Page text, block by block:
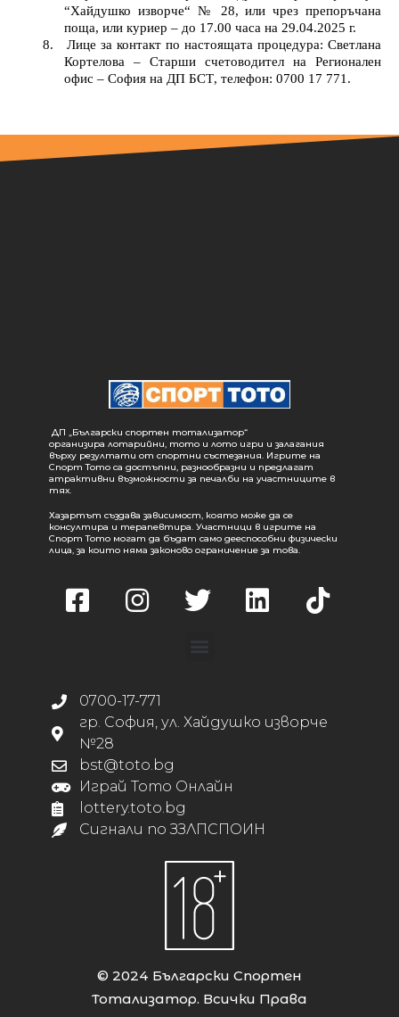
“Хайдушко изворче“ № 28, или чрез препоръчана
поща, или куриер – до 17.00 часа на 29.04.2025 г.
8.
Лице за контакт по настоящата процедура: Светлана
Кортелова– Старши счетоводителна Регионален
офис – Софияна ДП БСТ, телефон: 0700 17 771.
ДП „Български спортен тотализатор“
организира лотарийни, тото и лото игри и залагания
върху резултати от спортни състезания. Игрите на
Спорт Тото са достъпни, разнообразни и предлагат
атрактивни възможности за печалби на участниците в
тях.
Хазартът създава зависимост, която може да се
консултира и терапевтира. Участници в игрите на
Спорт Тото могат да бъдат само дееспособни физически
лица, за които няма законово ограничение за това.
0700-17-771
гр. София, ул. Хайдушко изворче
№28
bst@toto.bg
Играй Тото Онлайн
lottery.toto.bg
Сигнали по ЗЗЛПСПОИН
© 2024 Български Спортен
Тотализатор. Всички Права